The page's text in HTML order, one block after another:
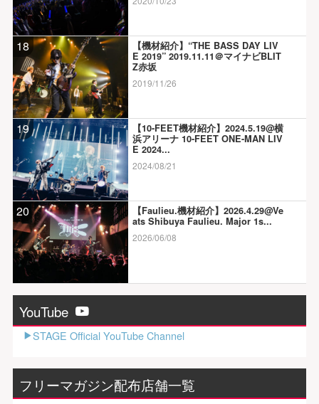
18
【機材紹介】“THE BASS DAY LIV
E 2019” 2019.11.11＠マイナビBLIT
Z赤坂
2019/11/26
19
【10-FEET機材紹介】2024.5.19@横
浜アリーナ 10-FEET ONE-MAN LIV
E 2024...
2024/08/21
20
【Faulieu.機材紹介】2026.4.29@Ve
ats Shibuya Faulieu. Major 1s...
2026/06/08
YouTube
STAGE Official YouTube Channel
フリーマガジン配布店舗一覧